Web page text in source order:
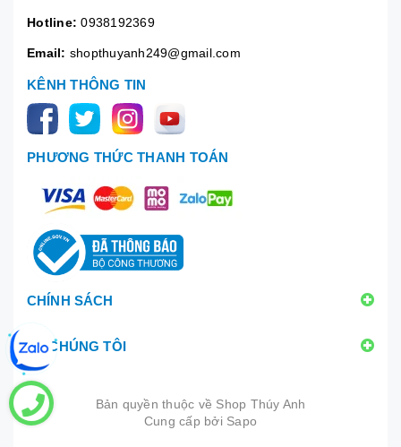
Hotline: 0938192369
Email: shopthuyanh249@gmail.com
KÊNH THÔNG TIN
PHƯƠNG THỨC THANH TOÁN
CHÍNH SÁCH
VỀ CHÚNG TÔI
Bản quyền thuộc về Shop Thúy Anh
|
Cung cấp bởi Sapo